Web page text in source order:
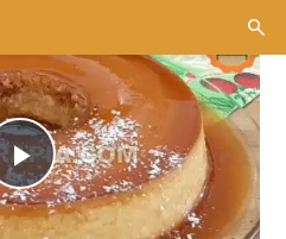
Play